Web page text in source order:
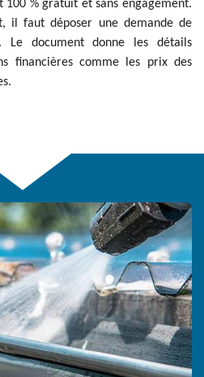
100 % gratuit et sans engagement.
il faut déposer une demande de
Le document donne les détails
financières comme les prix des